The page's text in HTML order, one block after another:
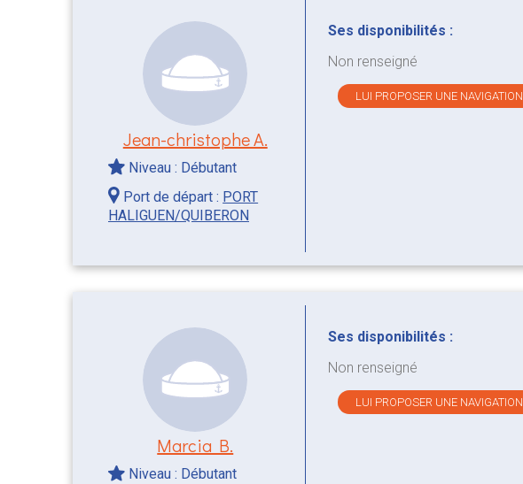
Jean-christophe A.
Niveau : Débutant
Port de départ : PORT
HALIGUEN/QUIBERON
Ses disponibilités :
Non renseigné
LUI PROPOSER UNE NAVIGATION
Marcia B.
Niveau : Débutant
Ses disponibilités :
Non renseigné
LUI PROPOSER UNE NAVIGATION